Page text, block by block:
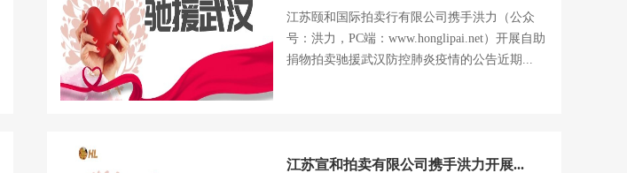
江苏颐和国际拍卖行有限公司携手洪力（公众
号：洪力，PC端：www.honglipai.net）开展自助
捐物拍卖驰援武汉防控肺炎疫情的公告近期...
江苏宣和拍卖有限公司携手洪力开展...